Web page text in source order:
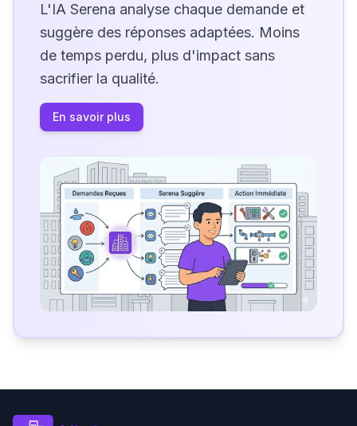
L'IA Serena analyse chaque demande et
suggère des réponses adaptées. Moins
de temps perdu, plus d'impact sans
sacrifier la qualité.
En savoir plus